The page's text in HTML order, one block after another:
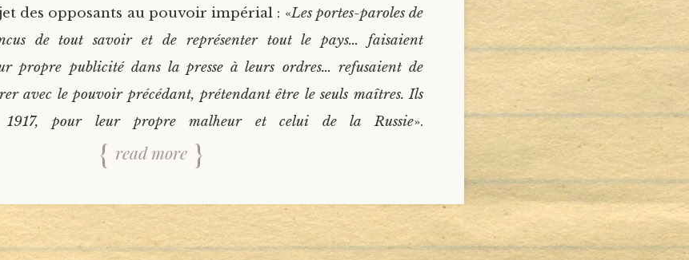
des opposants au pouvoir impérial : «Les portes-paroles de
de tout savoir et de représenter tout le pays… faisaient
propre publicité dans la presse à leurs ordres… refusaient de
avec le pouvoir précédant, prétendant être le seuls maîtres. Ils
pour leur propre malheur et celui de la Russie».
read more